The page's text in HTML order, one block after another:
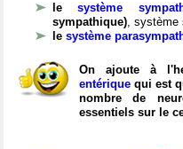
lesystème
sympathique), système
le système
On ajoute à
entérique qui est
nombre de
essentiels sur le